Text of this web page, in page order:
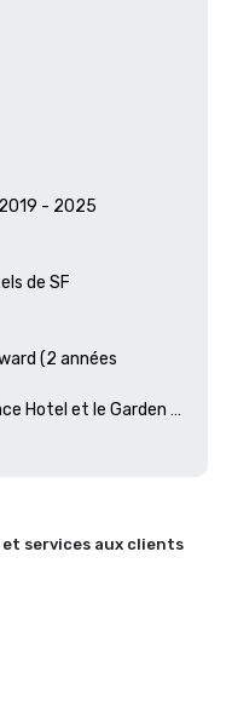
- 2025
de SF
(2 années
Hotel et le Garden
hôtels pour
vie
faire à San Francisco
Francisco
Hotel de San
services aux clients